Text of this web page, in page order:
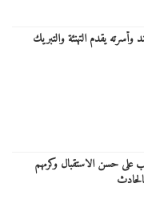
وأسرته يقدم التهنئة والتبريك
على حسن الاستقبال وكرمهم